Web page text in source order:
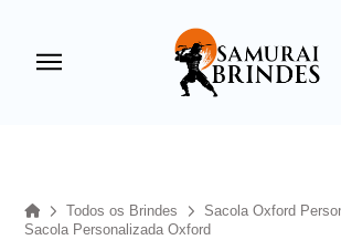
HomeTodos os Brindes
Sacola Oxford
Sacola Personalizada Oxford